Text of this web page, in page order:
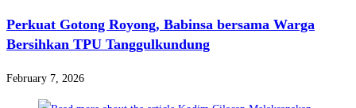
Perkuat Gotong Royong, Babinsa bersama Warga
Bersihkan TPU Tanggulkundung
February 7, 2026